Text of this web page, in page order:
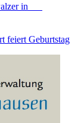
in
feiert Geburtstag